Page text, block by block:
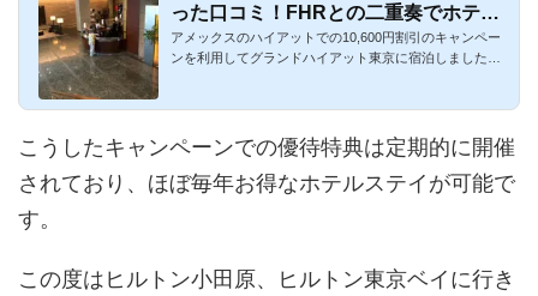
った口コミ！FHRとの二重奏でホテル
にお得に宿泊！
アメックスのハイアットでの10,600円割引のキャンペー
ンを利用してグランドハイアット東京に宿泊しました。
こうしたキャンペーンでの優待特典は定期的に開催
されており、ほぼ毎年お得なホテルステイが可能で
す。
この度はヒルトン小田原、ヒルトン東京ベイに行き